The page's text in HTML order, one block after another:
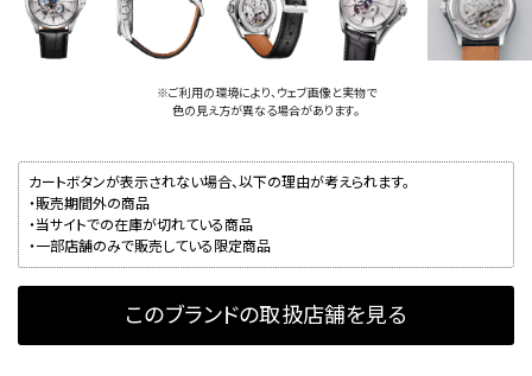
※ご利用の環境により、ウェブ画像と実物で
色の見え方が異なる場合があります。
カートボタンが表示されない場合、以下の理由が考えられます。
・販売期間外の商品
・当サイトでの在庫が切れている商品
・一部店舗のみで販売している限定商品
このブランドの取扱店舗を見る